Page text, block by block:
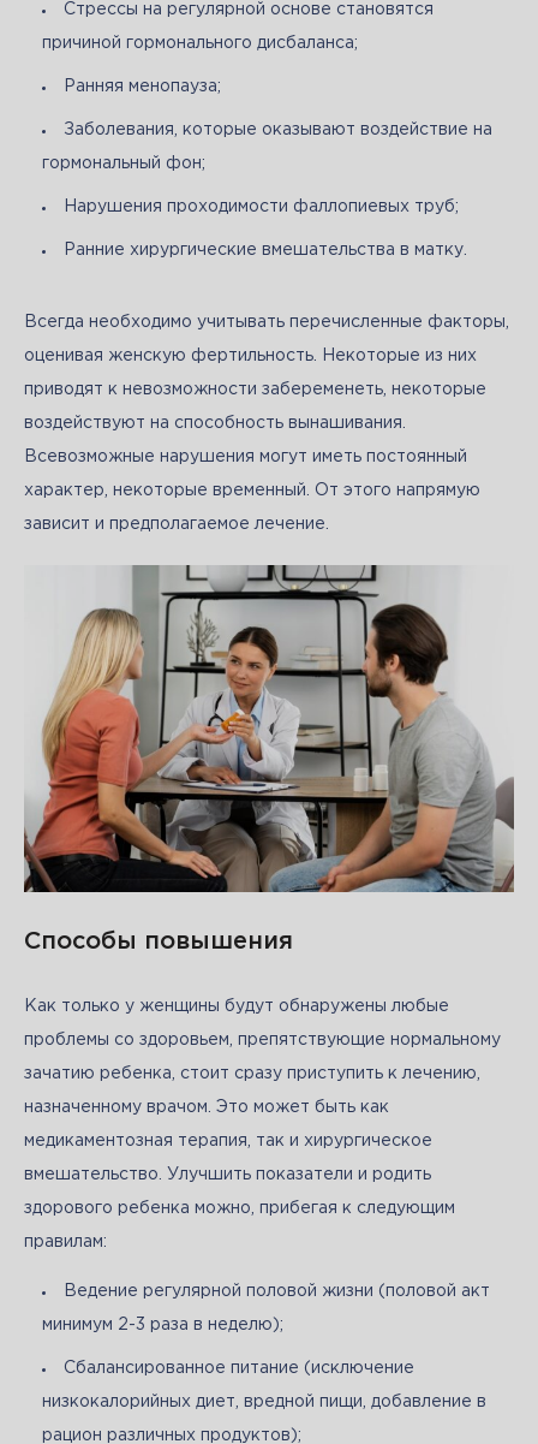
Стрессы на регулярной основе становятся
причиной гормонального дисбаланса;
Ранняя менопауза;
Заболевания, которые оказывают воздействие на
гормональный фон;
Нарушения проходимости фаллопиевых труб;
Ранние хирургические вмешательства в матку.
Всегда необходимо учитывать перечисленные факторы,
оценивая женскую фертильность. Некоторые из них
приводят к невозможности забеременеть, некоторые
воздействуют на способность вынашивания.
Всевозможные нарушения могут иметь постоянный
характер, некоторые временный. От этого напрямую
зависит и предполагаемое лечение.
Способы повышения
Как только у женщины будут обнаружены любые
проблемы со здоровьем, препятствующие нормальному
зачатию ребенка, стоит сразу приступить к лечению,
назначенному врачом. Это может быть как
медикаментозная терапия, так и хирургическое
вмешательство. Улучшить показатели и родить
здорового ребенка можно, прибегая к следующим
правилам:
Ведение регулярной половой жизни (половой акт
минимум 2-3 раза в неделю);
Сбалансированное питание (исключение
низкокалорийных диет, вредной пищи, добавление в
рацион различных продуктов);